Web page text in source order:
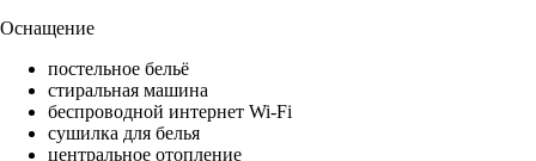
Оснащение
постельное бельё
стиральная машина
беспроводной интернет Wi-Fi
сушилка для белья
центральное отопление